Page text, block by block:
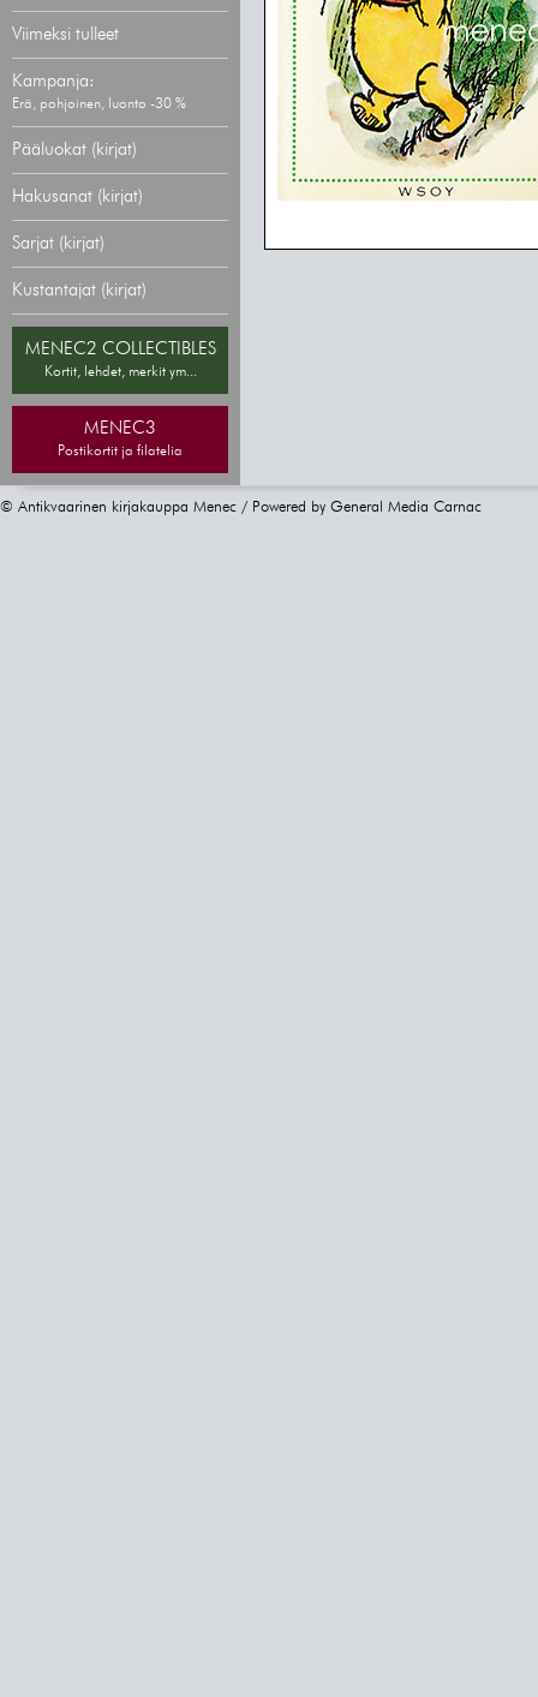
Viimeksi tulleet
Kampanja:
Erä, pohjoinen, luonto -30 %
Pääluokat (kirjat)
Hakusanat (kirjat)
Sarjat (kirjat)
Kustantajat (kirjat)
MENEC2 COLLECTIBLES
Kortit, lehdet, merkit ym...
MENEC3
Postikortit ja filatelia
© Antikvaarinen kirjakauppa Menec / Powered by General Media Carnac